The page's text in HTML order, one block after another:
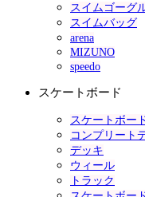
スイムゴーグ
スイムバッグ
arena
MIZUNO
speedo
スケートボード
スケートボー
コンプリート
デッキ
ウィール
トラック